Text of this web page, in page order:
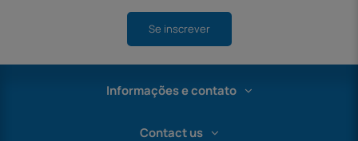
Se inscrever
Informações e contato
Contact us